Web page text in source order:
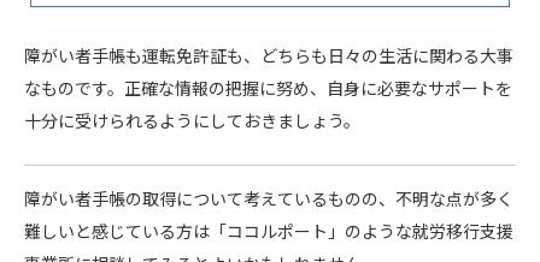
障がい者手帳も運転免許証も、どちらも日々の生活に関わる大事
なものです。正確な情報の把握に努め、自身に必要なサポートを
十分に受けられるようにしておきましょう。
障がい者手帳の取得について考えているものの、不明な点が多く
難しいと感じている方は「ココルポート」のような就労移行支援